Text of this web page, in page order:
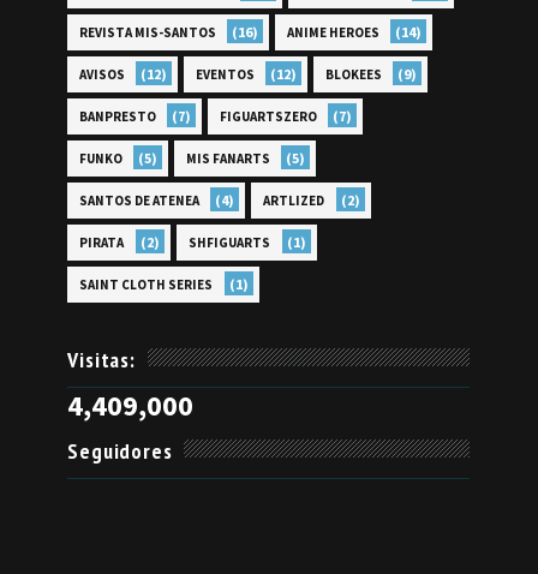
REVISTA MIS-SANTOS (16) ANIME HEROES (14)
AVISOS (12) EVENTOS (12) BLOKEES (9)
BANPRESTO (7) FIGUARTSZERO (7)
FUNKO (5) MIS FANARTS (5)
SANTOS DE ATENEA (4) ARTLIZED (2)
PIRATA (2) SHFIGUARTS (1)
SAINT CLOTH SERIES (1)
Visitas:
4,409,000
Seguidores